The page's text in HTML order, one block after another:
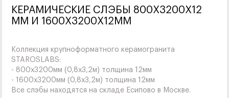
КЕРАМИЧЕСКИЕ СЛЭБЫ 800X3200X12
ММ И 1600Х3200Х12ММ
Коллекция крупноформатного керамогранита
STAROSLABS:
- 800х3200мм (0,8х3,2м) толщина 12мм
- 1600х3200мм (0,8х3,2м) толщина 12мм
Все слэбы находятся на складе Есипово в Москве.